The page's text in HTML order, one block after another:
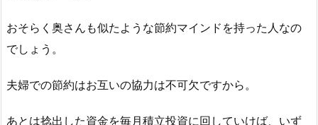
おそらく奥さんも似たような節約マインドを持った人なの
でしょう。
夫婦での節約はお互いの協力は不可欠ですから。
あとは捻出した資金を毎月積立投資に回していけば、いず